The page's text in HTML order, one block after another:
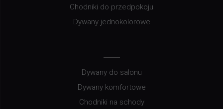
Chodniki do przedpokoju
Dywany jednokolorowe
Dywany do salonu
Dywany komfortowe
Chodniki na schody